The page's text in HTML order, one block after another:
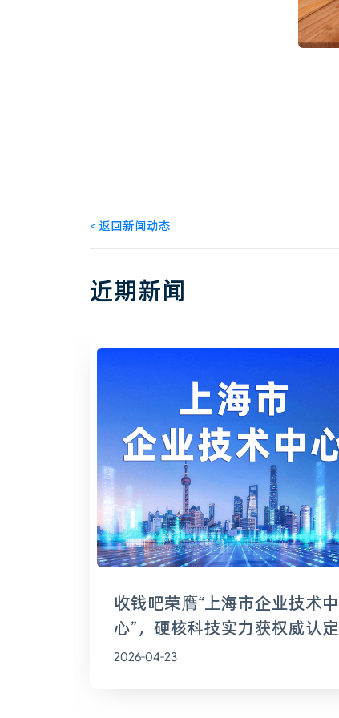
< 返回新闻动态
近期新闻
收钱吧荣膺“上海市企业技术中
心”，硬核科技实力获权威认定
2026-04-23